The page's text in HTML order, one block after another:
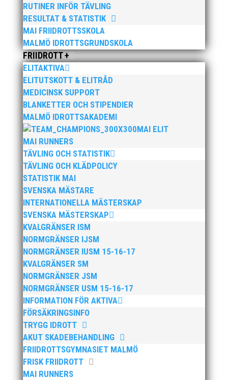
RUTINER INFÖR TÄVLING
RESULTAT & STATISTIK
MAI FRIIDROTTSSKOLA
MALMÖ IDROTTSGRUNDSKOLA
FRIIDROTT +
ELITAKTIVA
ELITUTSKOTT & ELITRÅD
MEDICINSK SUPPORT
BLANKETTER OCH STIPENDIER
MALMÖ IDROTTSAKADEMI
MAI ELIT
MAI RUNNERS
TÄVLING OCH STATISTIK
TÄVLING OCH KLÄDPOLICY
STATISTIK MAI
SVENSKA MÄSTARE
INTERNATIONELLA MÄSTERSKAP
SVENSKA MÄSTERSKAP
KVALGRÄNSER ISM
NORMGRÄNSER IJSM
NORMGRÄNSER IUSM 15-16-17
KVALGRÄNSER SM
NORMGRÄNSER JSM
NORMGRÄNSER USM 15-16-17
INFORMATION FÖR AKTIVA
FÖRSÄKRINGSINFO
TRYGG IDROTT
AKUT SKADEBEHANDLING
FRIIDROTTSGYMNASIET MALMÖ
FRISK FRIIDROTT
MAI RUNNERS